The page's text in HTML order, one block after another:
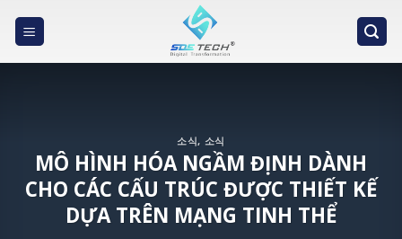
소식, 소식
MÔ HÌNH HÓA NGẦM ĐỊNH DÀNH
CHO CÁC CẤU TRÚC ĐƯỢC THIẾT KẾ
DỰA TRÊN MẠNG TINH THỂ